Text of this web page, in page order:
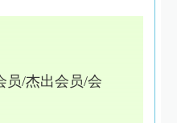
员/杰出会员/会